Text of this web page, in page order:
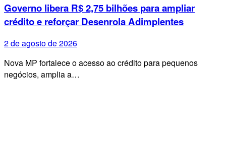
Governo libera R$ 2,75 bilhões para ampliar
crédito e reforçar Desenrola Adimplentes
2 de agosto de 2026
Nova MP fortalece o acesso ao crédito para pequenos
negócios, amplia a…